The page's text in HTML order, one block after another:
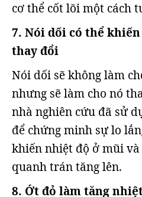
cơ thể cốt lõi một cách
7. Nói dối có thể
thay đổi
Nói dối sẽ không làm
nhưng sẽ làm cho nó
nhà nghiên cứu đã sử
để chứng minh sự lo
khiến nhiệt độ ở mũi và
quanh trán tăng lên.
8. Ớt đỏ làm tăng